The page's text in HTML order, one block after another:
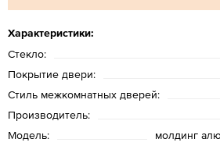
Характеристики:
Стекло:
Покрытие двери:
Стиль межкомнатных дверей:
Производитель:
Модель:
молдинг